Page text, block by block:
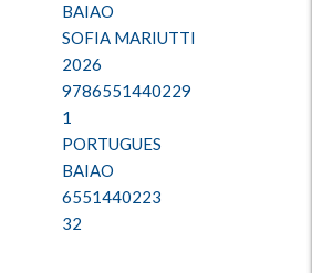
BAIAO
SOFIA MARIUTTI
2026
9786551440229
1
PORTUGUES
BAIAO
6551440223
32